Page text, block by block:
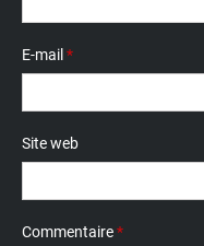
E-mail *
Site web
Commentaire*